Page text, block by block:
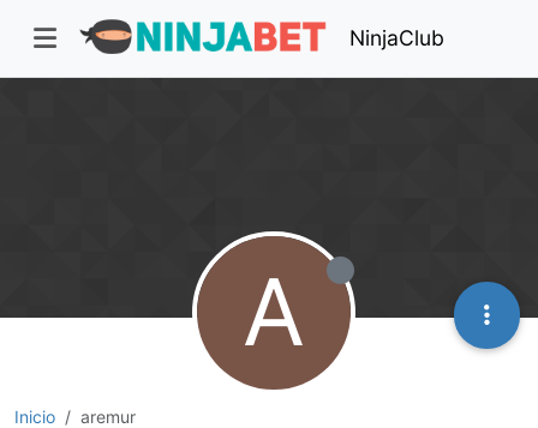
NinjaClub
Inicio aremur
A